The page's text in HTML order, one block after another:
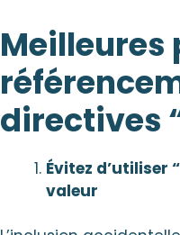
Meilleures
directives
Évitez d’utiliser
valeur